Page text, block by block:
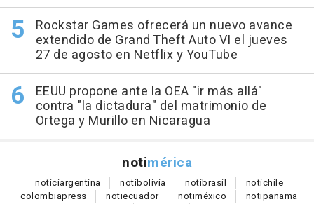
Rockstar Games ofrecerá un nuevo avance
extendido de Grand Theft Auto VI el jueves
27 de agosto en Netflix y YouTube
EEUU propone ante la OEA "ir más allá"
contra "la dictadura" del matrimonio de
Ortega y Murillo en Nicaragua
notimérica
noticiargentina notibolivia notibrasil notichile
colombiapress notiecuador notiméxico notipanama